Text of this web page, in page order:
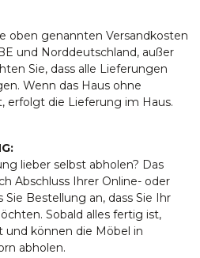
oben genannten Versandkosten
und Norddeutschland, außer
Sie, dass alle Lieferungen
Wenn das Haus ohne
erfolgt die Lieferung im Haus.
lieber selbst abholen? Das
Abschluss Ihrer Online- oder
Sie Bestellung an, dass Sie Ihr
Sobald alles fertig ist,
und können die Möbel in
abholen.